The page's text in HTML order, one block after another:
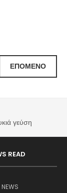
ΕΠΌΜΕΝΟ
γεύση
READ
NEWS